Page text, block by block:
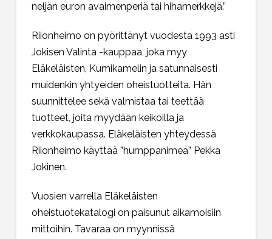
neljän euron avaimenperiä tai hihamerkkejä.”
Riionheimo on pyörittänyt vuodesta 1993 asti
Jokisen Valinta-kauppaa, joka myy
Eläkeläisten, Kumikamelin ja satunnaisesti
muidenkin yhtyeiden oheistuotteita. Hän
suunnittelee sekä valmistaa tai teettää
tuotteet, joita myydään keikoilla ja
verkkokaupassa. Eläkeläisten yhteydessä
Riionheimo käyttää ”humppanimeä” Pekka
Jokinen.
Vuosien varrella Eläkeläisten
oheistuotekatalogi on paisunut aikamoisiin
mittoihin. Tavaraa on myynnissä